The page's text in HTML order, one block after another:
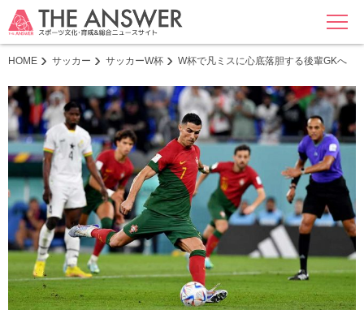
MENU
HOME サッカー サッカーW杯 W杯で凡ミスに心底落胆する後輩GKへ